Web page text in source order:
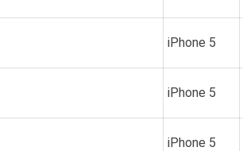
iPhone 5
iPhone 5
iPhone 5